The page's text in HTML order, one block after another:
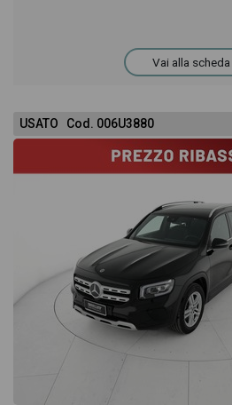
Vai alla scheda
USATO Cod. 006U3880